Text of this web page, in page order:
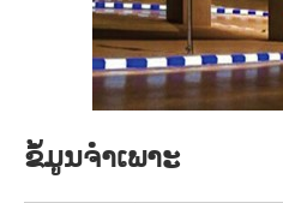
ຂໍ້ມູນຈໍາເພາະ